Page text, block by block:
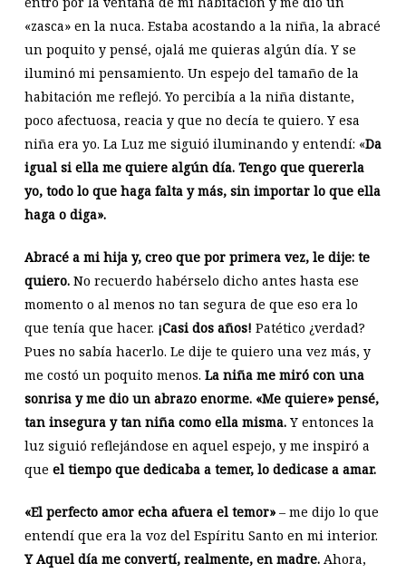
«zasca» en la nuca. Estaba acostando a la niña, la abracé
un poquito y pensé, ojalá me quieras algún día. Y se
iluminó mi pensamiento. Un espejo del tamaño de la
habitación me reflejó. Yo percibía a la niña distante,
poco afectuosa, reacia y que no decía te quiero. Y esa
niña era yo. La Luz me siguió iluminando y entendí: «Da
igual si ella me quiere algún día. Tengo que quererla
yo, todo lo que haga falta y más, sin importar lo que ella
haga o diga».
Abracé a mi hija y, creo que por primera vez, le dije: te
quiero.No recuerdo habérselo dicho antes hasta ese
momento o al menos no tan segura de que eso era lo
que tenía que hacer. ¡Casi dos años! Patético ¿verdad?
Pues no sabía hacerlo. Le dije te quiero una vez más, y
me costó un poquito menos. La niña me miró con una
sonrisa y me dio un abrazo enorme. «Me quiere» pensé,
tan insegura y tan niña como ella misma.Y entonces la
luz siguió reflejándose en aquel espejo, y me inspiró a
que el tiempo que dedicaba a temer, lo dedicase a amar.
«El perfecto amor echa afuera el temor»– me dijo lo que
entendí que era la voz del Espíritu Santo en mi interior.
Y Aquel día me convertí, realmente, en madre.Ahora,